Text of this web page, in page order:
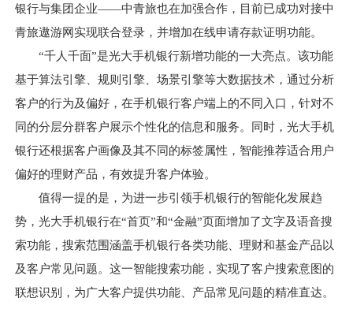
银行与集团企业——中青旅也在加强合作，目前已成功对接中
青旅遨游网实现联合登录，并增加在线申请存款证明功能。
“千人千面”是光大手机银行新增功能的一大亮点。该功能
基于算法引擎、规则引擎、场景引擎等大数据技术，通过分析
客户的行为及偏好，在手机银行客户端上的不同入口，针对不
同的分层分群客户展示个性化的信息和服务。同时，光大手机
银行还根据客户画像及其不同的标签属性，智能推荐适合用户
偏好的理财产品，有效提升客户体验。
值得一提的是，为进一步引领手机银行的智能化发展趋
势，光大手机银行在“首页”和“金融”页面增加了文字及语音搜
索功能，搜索范围涵盖手机银行各类功能、理财和基金产品以
及客户常见问题。这一智能搜索功能，实现了客户搜索意图的
联想识别，为广大客户提供功能、产品常见问题的精准直达。